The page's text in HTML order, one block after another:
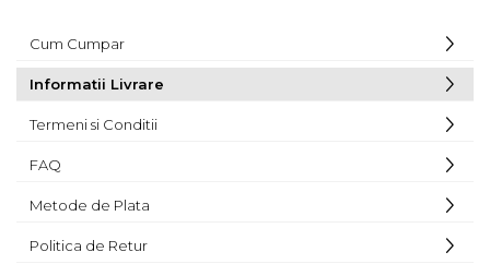
Cum Cumpar
Informatii Livrare
Termeni si Conditii
FAQ
Metode de Plata
Politica de Retur